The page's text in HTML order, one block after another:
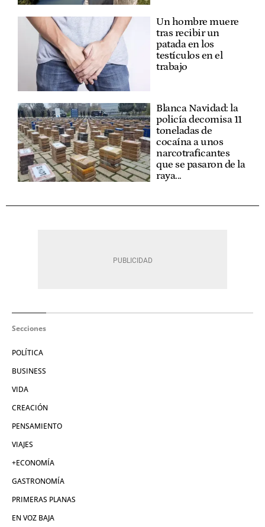
Un hombre muere
tras recibir un
patada en los
testículos en el
trabajo
Blanca Navidad: la
policía decomisa 11
toneladas de
cocaína a unos
narcotraficantes
que se pasaron de la
raya...
Secciones
POLÍTICA
BUSINESS
VIDA
CREACIÓN
PENSAMIENTO
VIAJES
+ECONOMÍA
GASTRONOMÍA
PRIMERAS PLANAS
EN VOZ BAJA